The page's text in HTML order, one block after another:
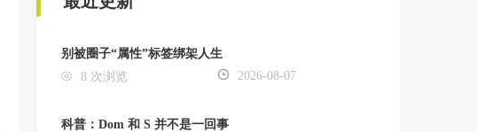
别被圈子“属性”标签绑架人生
8 次浏览
2026-08-07
科普：Dom 和 S 并不是一回事